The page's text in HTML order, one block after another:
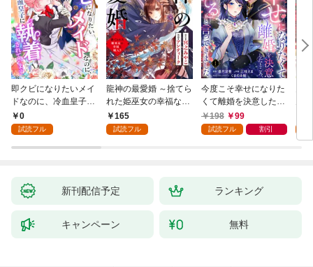
即クビになりたいメイ
ドなのに、冷血皇子に
執着されています第1
話
0
試読フル
龍神の最愛婚 ～捨てら
れた姫巫女の幸福な嫁
入り～: 1
165
試読フル
今度こそ幸せになりた
くて離婚を決意したと
ころ、無表情な旦那様
が「愛してる」と言っ
198 99
試読フル 割引
新刊配信予定 ランキング
キャンペーン 無料